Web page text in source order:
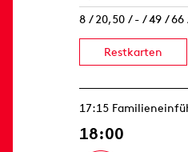
8 / 20,50 / - / 49 / 66
Restkarten
17:15
18:00